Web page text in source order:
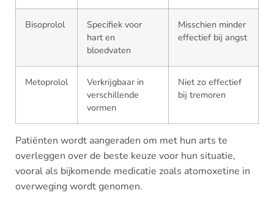
Bisoprolol
Specifiek voor
hart en
bloedvaten
Misschien minder
effectief bij angst
Metoprolol
Verkrijgbaar in
verschillende
vormen
Niet zo effectief
bij tremoren
Patiënten wordt aangeraden om met hun arts te
overleggen over de beste keuze voor hun situatie,
vooral als bijkomende medicatie zoals atomoxetine in
overweging wordt genomen.